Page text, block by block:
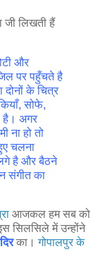
लिखती हैं
और
पर पहुँचते है
दोनों के चित्र
सोफे,
है। अगर
ना हो तो
चलना
लगे है और बैठने
संगीत का
आजकल हम सब को
सिलसिले में उन्होंने
का।गोपालपुर के